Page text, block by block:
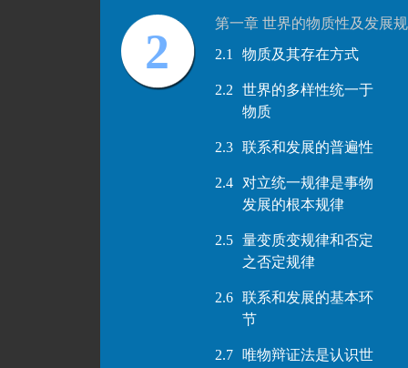
2
第一章 世界的物质性及发展
2.1
物质及其存在方式
2.2
世界的多样性统一于
物质
2.3 联系和发展的普遍性
2.4
对立统一规律是事物
发展的根本规律
2.5
量变质变规律和否定
之否定规律
2.6
联系和发展的基本环
节
2.7
唯物辩证法是认识世